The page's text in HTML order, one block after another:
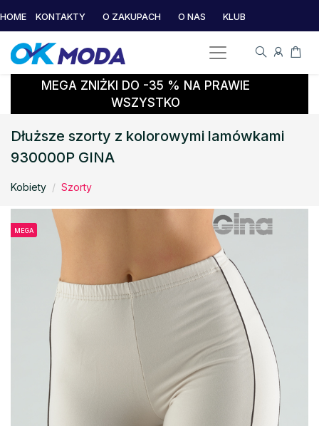
HOME KONTAKTY O ZAKUPACH O NAS KLUB
MEGA ZNIŻKI DO -35 % NA PRAWIE
WSZYSTKO
Dłuższe szorty z kolorowymi lamówkami
930000P GINA
Kobiety Szorty
MEGA